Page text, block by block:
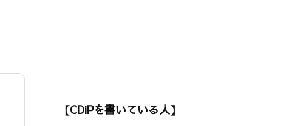
【CDiPを書いている人】